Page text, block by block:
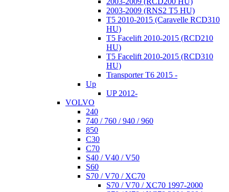
2003-2009 (RNS2 T5 HU)
T5 2010-2015 (Caravelle RCD310
HU)
T5 Facelift 2010-2015 (RCD210
HU)
T5 Facelift 2010-2015 (RCD310
HU)
Transporter T6 2015 -
Up
UP 2012-
VOLVO
240
740 / 760 / 940 / 960
850
C30
C70
S40 / V40 / V50
S60
S70 / V70 / XC70
S70 / V70 / XC70 1997-2000